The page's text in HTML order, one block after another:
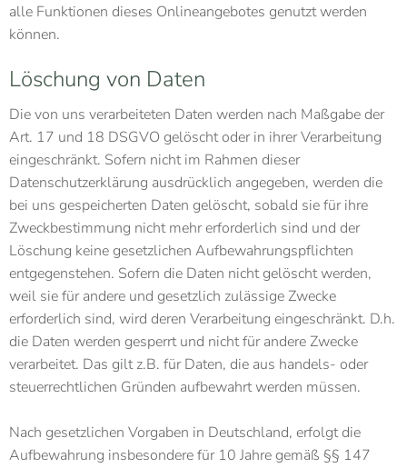
alle Funktionen dieses Onlineangebotes genutzt werden
können.
Löschung von Daten
Die von uns verarbeiteten Daten werden nach Maßgabe der
Art. 17 und 18 DSGVO gelöscht oder in ihrer Verarbeitung
eingeschränkt. Sofern nicht im Rahmen dieser
Datenschutzerklärung ausdrücklich angegeben, werden die
bei uns gespeicherten Daten gelöscht, sobald sie für ihre
Zweckbestimmung nicht mehr erforderlich sind und der
Löschung keine gesetzlichen Aufbewahrungspflichten
entgegenstehen. Sofern die Daten nicht gelöscht werden,
weil sie für andere und gesetzlich zulässige Zwecke
erforderlich sind, wird deren Verarbeitung eingeschränkt. D.h.
die Daten werden gesperrt und nicht für andere Zwecke
verarbeitet. Das gilt z.B. für Daten, die aus handels- oder
steuerrechtlichen Gründen aufbewahrt werden müssen.
Nach gesetzlichen Vorgaben in Deutschland, erfolgt die
Aufbewahrung insbesondere für 10 Jahre gemäß §§ 147